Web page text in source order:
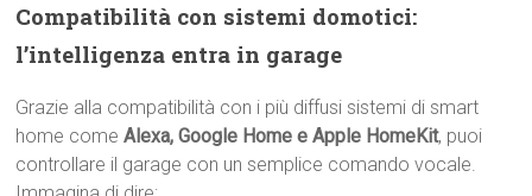
Compatibilità con sistemi domotici:
l’intelligenza entra in garage
Grazie alla compatibilità con i più diffusi sistemi di smart
home comeAlexa, Google Home e Apple HomeKit, puoi
controllare il garage con un semplice comando vocale.